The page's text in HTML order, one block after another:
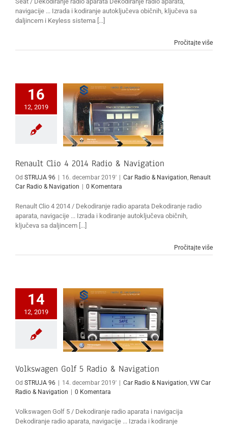
navigacije ... Izrada i kodiranje autoključeva običnih, ključeva sa
daljincem i Keyless sistema [...]
Pročitajte više
16
12, 2019
Renault Clio 4 2014 Radio
& Navigation
Renault Car Radio &
Navigation
Renault Clio 4 2014 Radio & Navigation
Od STRUJA 96 16. decembar 2019' Car Radio & Navigation, Renault
Car Radio & Navigation
0 Komentara
Renault Clio 4 2014 / Dekodiranje radio aparata Dekodiranje radio
aparata, navigacije ... Izrada i kodiranje autoključeva običnih,
ključeva sa daljincem [...]
Pročitajte više
14
12, 2019
Volkswagen Golf 5 Radio
VW
Car Radio & Navigation
Volkswagen Golf 5 Radio & Navigation
Od STRUJA 96 | 14. decembar 2019' | Car Radio & Navigation, VW Car
Radio & Navigation | 0 Komentara
Volkswagen Golf 5 / Dekodiranje radio aparata i navigacija
Dekodiranje radio aparata, navigacije ... Izrada i kodiranje